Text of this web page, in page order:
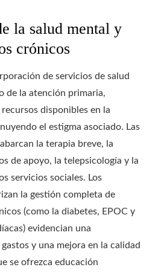
la salud mental y
crónicos
de servicios de salud
de la atención primaria,
disponibles en la
el estigma asociado. Las
la terapia breve, la
de apoyo, la telepsicología y la
servicios sociales. Los
la gestión completa de
(como la diabetes, EPOC y
evidencian una
y una mejora en la calidad
se ofrezca educación